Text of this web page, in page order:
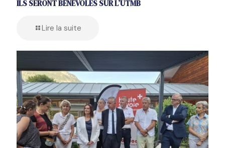
ILS SERONT BÉNÉVOLES SUR L’UTMB
Lire la suite